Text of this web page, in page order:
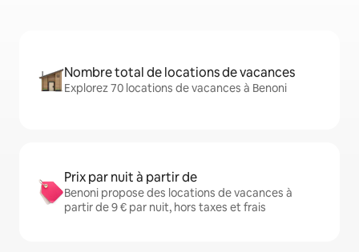
Nombre total de locations de vacances
Explorez 70 locations de vacances à Benoni
Prix par nuit à partir de
Benoni propose des locations de vacances à
partir de 9 € par nuit, hors taxes et frais